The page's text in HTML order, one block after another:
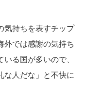
気持ちを表すチップ
外では感謝の気持ち
る国が多いので、
な人だな」と不快に